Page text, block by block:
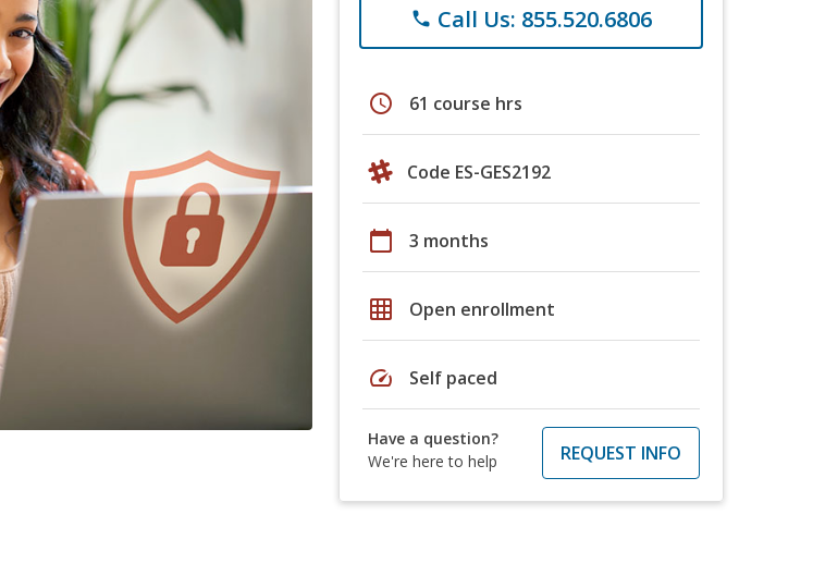
phone Call Us: 855.520.6806
schedule 61 course hrs
Code ES-GES2192
calendar_today 3 months
grid_on Open enrollment
speed Self paced
Have a question?
We're here to help
REQUEST INFO